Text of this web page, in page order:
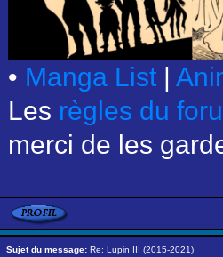
• Manga List |
Les règles du
merci de les
Sujet du message: Re: Lupin III (2015-2021)